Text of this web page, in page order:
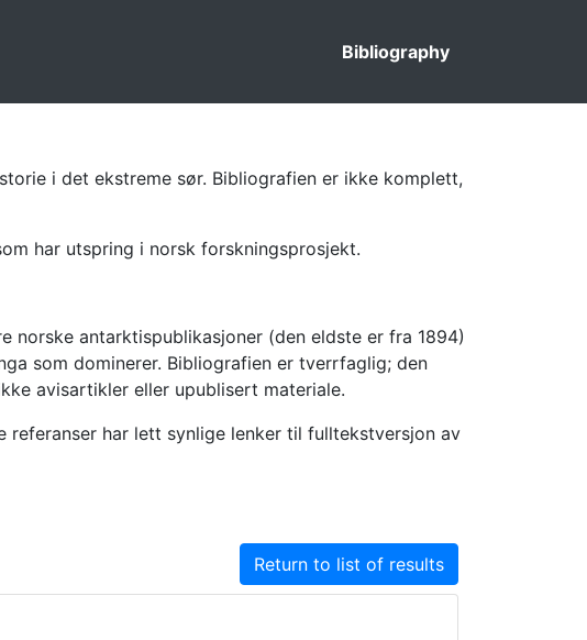
Bibliography
i det ekstreme sør. Bibliografien er ikke komplett,
har utspring i norsk forskningsprosjekt.
norske antarktispublikasjoner (den eldste er fra 1894)
som dominerer. Bibliografien er tverrfaglig; den
avisartikler eller upublisert materiale.
referanser har lett synlige lenker til fulltekstversjon av
Return to list of results